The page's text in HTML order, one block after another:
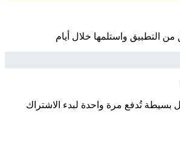
التطبيق واستلمها خلال أيام
بسيطة تُدفع مرة واحدة لبدء الاشتراك